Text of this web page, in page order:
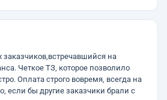
на
Четкое ТЗ, которое позволило
Оплата строго вовремя, всегда на
если бы другие заказчики брали с